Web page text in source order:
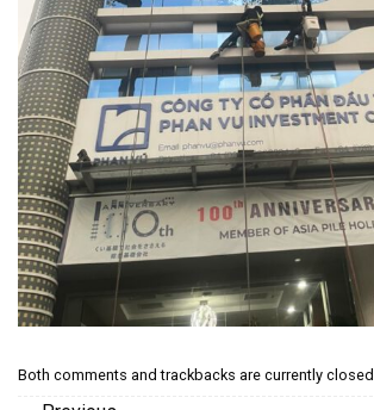
Both comments and trackbacks are currently closed.